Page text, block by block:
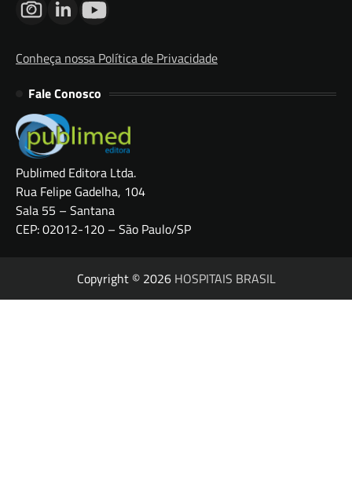
Conheça nossa Política de Privacidade
Fale Conosco
Publimed Editora Ltda.
Rua Felipe Gadelha, 104
Sala 55 – Santana
CEP: 02012-120 – São Paulo/SP
Copyright © 2026 HOSPITAIS BRASIL